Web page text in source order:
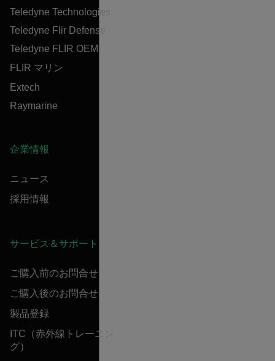
Teledyne Technologies
Teledyne Flir Defense
Teledyne FLIR OEM
FLIR マリン
Extech
Raymarine
企業情報
ニュース
採用情報
サービス＆サポート
ご購入前のお問合せ
ご購入後のお問合せ
製品登録
ITC（赤外線トレーニン
グ）